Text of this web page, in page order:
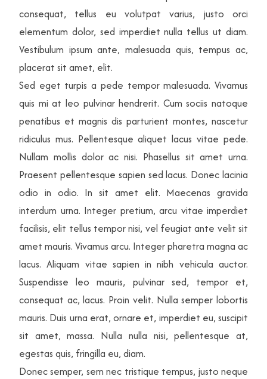
consequat, tellus eu volutpat varius, justo orci
elementum dolor, sed imperdiet nulla tellus ut diam.
Vestibulum ipsum ante, malesuada quis, tempus ac,
placerat sit amet, elit.
Sed eget turpis a pede tempor malesuada. Vivamus
quis mi at leo pulvinar hendrerit. Cum sociis natoque
penatibus et magnis dis parturient montes, nascetur
ridiculus mus. Pellentesque aliquet lacus vitae pede.
Nullam mollis dolor ac nisi. Phasellus sit amet urna.
Praesent pellentesque sapien sed lacus. Donec lacinia
odio in odio. In sit amet elit. Maecenas gravida
interdum urna. Integer pretium, arcu vitae imperdiet
facilisis, elit tellus tempor nisi, vel feugiat ante velit sit
amet mauris. Vivamus arcu. Integer pharetra magna ac
lacus. Aliquam vitae sapien in nibh vehicula auctor.
Suspendisse leo mauris, pulvinar sed, tempor et,
consequat ac, lacus. Proin velit. Nulla semper lobortis
mauris. Duis urna erat, ornare et, imperdiet eu, suscipit
sit amet, massa. Nulla nulla nisi, pellentesque at,
egestas quis, fringilla eu, diam.
Donec semper, sem nec tristique tempus, justo neque